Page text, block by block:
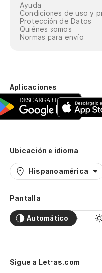
Ayuda
Condiciones de uso y
Protección de Datos
Quiénes somos
Normas para envío
Aplicaciones
Ubicación e idioma
Hispanoamérica
Pantalla
Automático
Sigue a Letras.com